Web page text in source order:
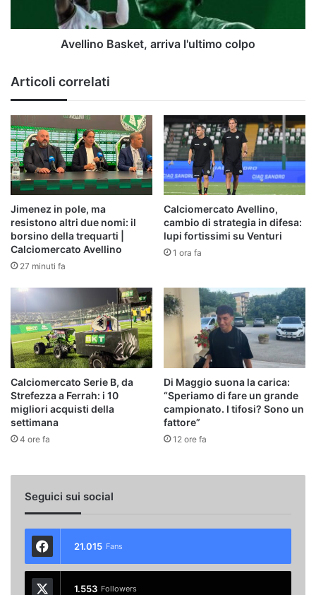
Avellino Basket, arriva l'ultimo colpo
Articoli correlati
Jimenez in pole, ma
resistono altri due nomi: il
borsino della trequarti |
Calciomercato Avellino
27 minuti fa
Calciomercato Avellino,
cambio di strategia in difesa:
lupi fortissimi su Venturi
1 ora fa
Calciomercato Serie B, da
Strefezza a Ferrah: i 10
migliori acquisti della
settimana
4 ore fa
Di Maggio suona la carica:
“Speriamo di fare un grande
campionato. I tifosi? Sono un
fattore”
12 ore fa
Seguici sui social
21.015 Fans
1.553 Followers